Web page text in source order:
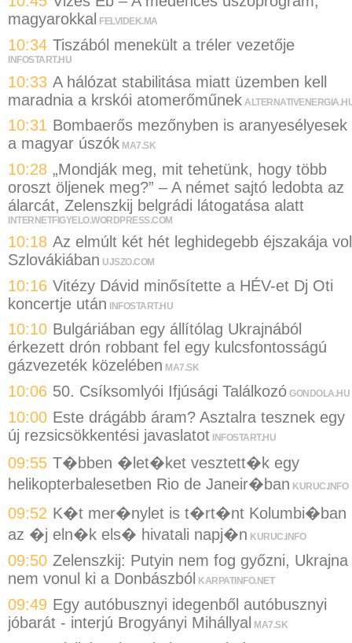
magyarokkal
FELVIDEK.MA
10:34 Tiszából menekült a tréler vezetője
INFOSTART.HU
10:33 A hálózat stabilitása miatt üzemben kell
maradnia a krskói atomerőműnek
10:31 Bombaerős mezőnyben is aranyesélyesek
a magyar úszók MA7.SK
10:28 „Mondják meg, mit tehetünk, hogy több
oroszt öljenek meg?” – A német sajtó ledobta az
álarcát, Zelenszkij belgrádi látogatása alatt
INTERNETFIGYELO.WORDPRESS.COM
10:18 Az elmúlt két hét leghidegebb éjszakája
Szlovákiában UJSZO.COM
10:16 Vitézy Dávid minősítette a HÉV-et Dj Oti
koncertje után INFOSTART.HU
10:10 Bulgáriában egy állítólag Ukrajnából
érkezett drón robbant fel egy kulcsfontosságú
gázvezeték közelében MA7.SK
10:06 50. Csíksomlyói Ifjúsági Találkozó GONDOLA.HU
10:00 Este drágább áram? Asztalra tesznek egy
új rezsicsökkentési javaslatot INFOSTART.HU
09:55 T�bben �let�ket vesztett�k egy
helikopterbalesetben Rio de Janeir�ban KURUC.INFO
09:52 K�t mer�nylet is t�rt�nt Kolumbi�ban
az �j eln�k els� hivatali napj�n KURUC.INFO
09:50 Zelenszkij: Putyin nem fog győzni, Ukrajna
nem vonul ki a Donbászból
KARPATINFO.NET
09:49 Egy autóbusznyi idegenből autóbusznyi
jóbarát - interjú Brogyányi Mihállyal
MA7.SK